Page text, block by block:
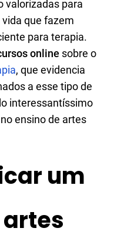
valorizadas para
que fazem
para terapia.
online sobre o
, que evidencia
a esse tipo de
interessantíssimo
ensino de artes
um